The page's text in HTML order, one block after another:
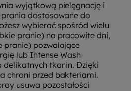
wyjątkową pielęgnację i
dostosowane do
wybierać spośród wielu
pranie) na pracowite dni,
pranie) pozwalające
lub Intense Wash
delikatnych tkanin. Dzięki
chroni przed bakteriami.
usuwa pozostałości